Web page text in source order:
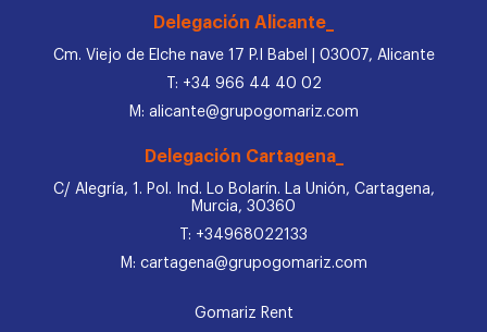
Delegación Alicante_
Cm. Viejo de Elche nave 17 P.I Babel | 03007, Alicante
T: +34 966 44 40 02
M: alicante@grupogomariz.com
Delegación Cartagena_
C/ Alegría, 1. Pol. Ind. Lo Bolarín. La Unión, Cartagena,
Murcia, 30360
T: +34968022133
M: cartagena@grupogomariz.com
Gomariz Rent